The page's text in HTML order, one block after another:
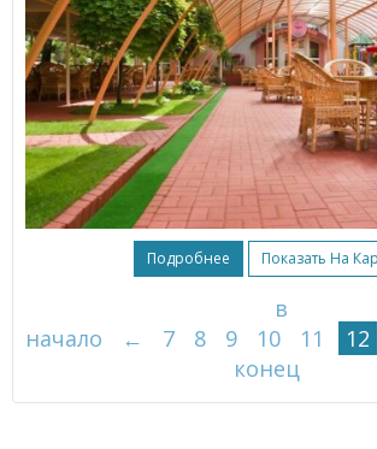
Подробнее Показать На
в
начало
← 7 8 9 10 11 12
конец